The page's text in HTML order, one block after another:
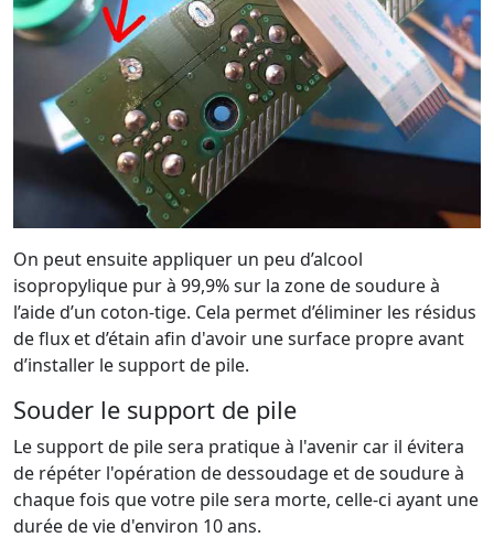
On peut ensuite appliquer un peu d’alcool
isopropylique pur à 99,9% sur la zone de soudure à
l’aide d’un coton-tige. Cela permet d’éliminer les résidus
de flux et d’étain afin d'avoir une surface propre avant
d’installer le support de pile.
Souder le support de pile
Le support de pile sera pratique à l'avenir car il évitera
de répéter l'opération de dessoudage et de soudure à
chaque fois que votre pile sera morte, celle-ci ayant une
durée de vie d'environ 10 ans.